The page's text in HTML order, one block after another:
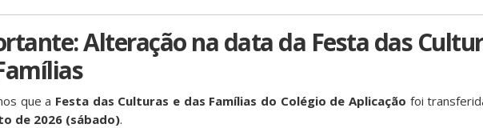
Alteração na data da Festa das
que a Festa das Culturas e das Famílias do Colégio de Aplicação foi
de 2026 (sábado).